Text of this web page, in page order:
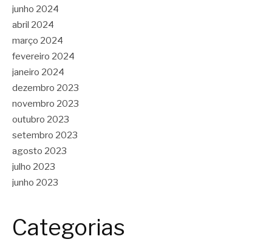
junho 2024
abril 2024
março 2024
fevereiro 2024
janeiro 2024
dezembro 2023
novembro 2023
outubro 2023
setembro 2023
agosto 2023
julho 2023
junho 2023
Categorias